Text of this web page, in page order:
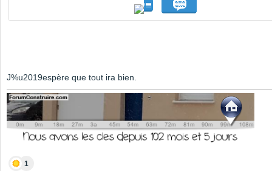
J%u2019espère que tout ira bien.
1